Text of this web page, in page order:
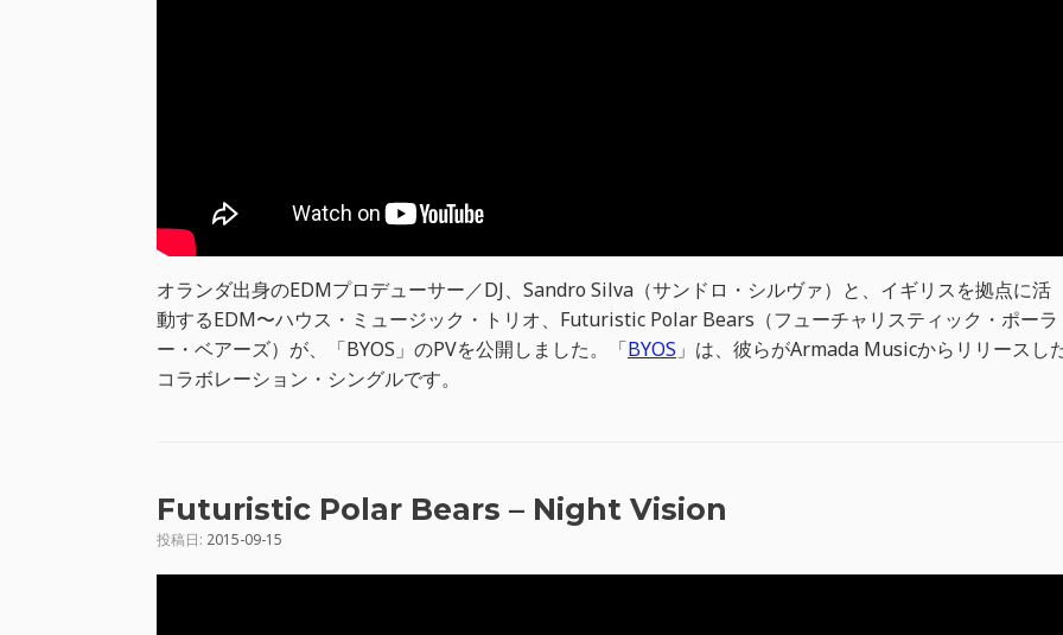
オランダ出身のEDMプロデューサー／DJ、Sandro Silva（サンドロ・シルヴァ）と、イギリスを拠点に活
動するEDM〜ハウス・ミュージック・トリオ、Futuristic Polar Bears（フューチャリスティック・ポーラ
ー・ベアーズ）が、「BYOS」のPVを公開しました。「BYOS 」は、彼らがArmada Musicからリリースし
コラボレーション・シングルです。
Futuristic Polar Bears – Night Vision
投稿日: 2015-09-15